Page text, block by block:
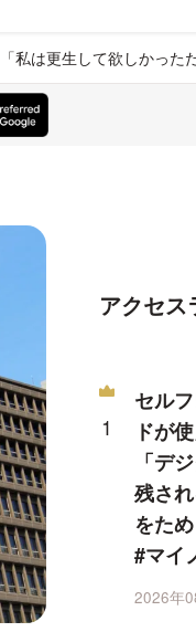
は更生して欲しかった
アクセス
セル
ドが
「デ
残さ
をた
#マイ
2026年